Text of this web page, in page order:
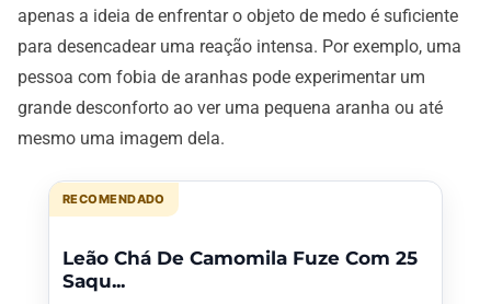
apenas a ideia de enfrentar o objeto de medo é suficiente
para desencadear uma reação intensa. Por exemplo, uma
pessoa com fobia de aranhas pode experimentar um
grande desconforto ao ver uma pequena aranha ou até
mesmo uma imagem dela.
RECOMENDADO
Leão Chá De Camomila Fuze Com 25
Saqu...